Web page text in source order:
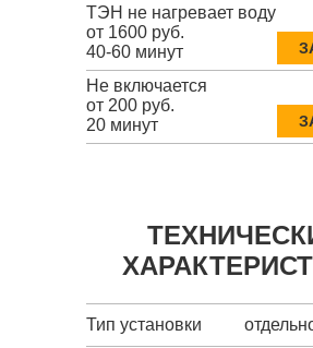
ТЭН не нагревает воду
от 1600 руб.
40-60 минут
Не включается
от 200 руб.
20 минут
Тип установки